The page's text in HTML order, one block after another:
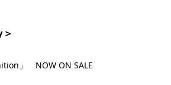
」 NOW ON SALE